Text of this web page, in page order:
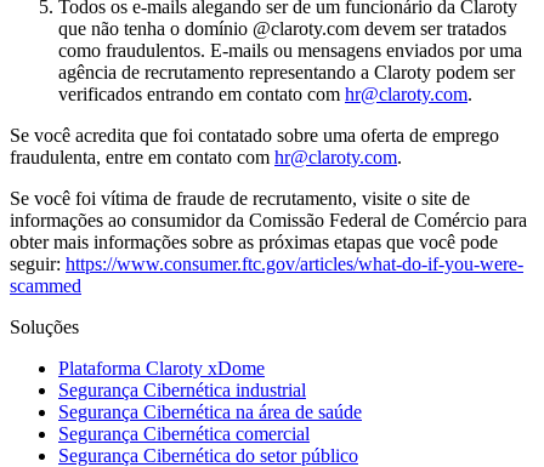
Todos os e-mails alegando ser de um funcionário da Claroty
que não tenha o domínio @claroty.com devem ser tratados
como fraudulentos. E-mails ou mensagens enviados por uma
agência de recrutamento representando a Claroty podem ser
verificados entrando em contato com hr@claroty.com.
Se você acredita que foi contatado sobre uma oferta de emprego
fraudulenta, entre em contato com hr@claroty.com.
Se você foi vítima de fraude de recrutamento, visite o site de
informações ao consumidor da Comissão Federal de Comércio para
obter mais informações sobre as próximas etapas que você pode
seguir: https://www.consumer.ftc.gov/articles/what-do-if-you-were-
scammed
Soluções
Plataforma Claroty xDome
Segurança Cibernética industrial
Segurança Cibernética na área de saúde
Segurança Cibernética comercial
Segurança Cibernética do setor público